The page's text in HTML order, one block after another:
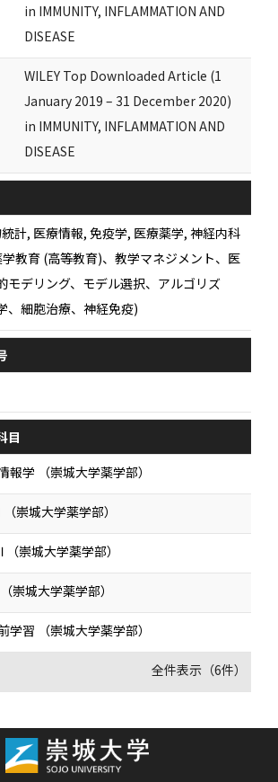
in IMMUNITY, INFLAMMATION AND
DISEASE
WILEY Top Downloaded Article (1
January 2019 – 31 December 2020)
in IMMUNITY, INFLAMMATION AND
DISEASE
計, 医療情報, 免疫学, 医療薬学, 神経内科
教育 (高等教育)、教学マネジメント、医
モデリング、モデル選択、アルゴリズ
、細胞治療、神経免疫)
目
報学 （崇城大学薬学部）
崇城大学薬学部）
崇城大学薬学部）
崇城大学薬学部）
学習 （崇城大学薬学部）
全件表示（6件）